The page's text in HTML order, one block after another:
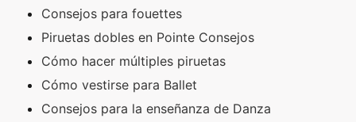
Consejos para fouettes
Piruetas dobles en Pointe Consejos
Cómo hacer múltiples piruetas
Cómo vestirse para Ballet
Consejos para la enseñanza de Danza